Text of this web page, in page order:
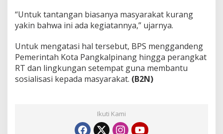
“Untuk tantangan biasanya masyarakat kurang
yakin bahwa ini ada kegiatannya,” ujarnya.
Untuk mengatasi hal tersebut, BPS menggandeng
Pemerintah Kota Pangkalpinang hingga perangkat
RT dan lingkungan setempat guna membantu
sosialisasi kepada masyarakat. (B2N)
Ikuti Kami